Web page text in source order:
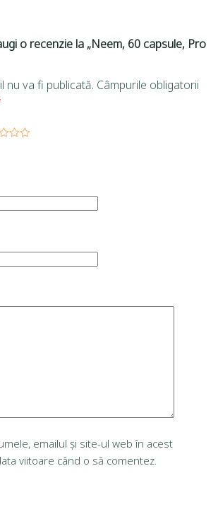
o recenzie la „Neem, 60 capsule, Pro
nu va fi publicată. Câmpurile obligatorii
emailul și site-ul web în acest
viitoare când o să comentez.